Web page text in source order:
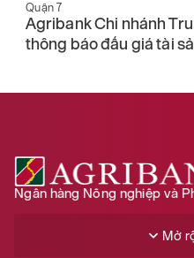
Quận 7
Agribank Chi nhánh
thông báo đấu giá tài
Ngân hàng Nông nghiệp và
Mở